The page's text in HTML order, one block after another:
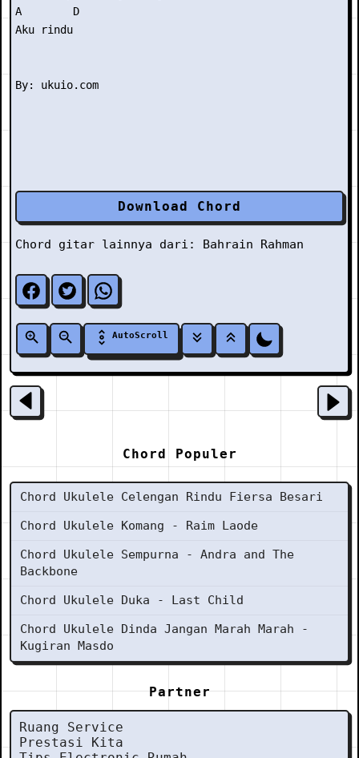
A        D
Aku rindu
Download Chord
Chord gitar lainnya dari: Bahrain Rahman
AutoScroll
Chord Populer
Chord Ukulele Celengan Rindu Fiersa Besari
Chord Ukulele Komang - Raim Laode
Chord Ukulele Sempurna - Andra and The
Backbone
Chord Ukulele Duka - Last Child
Chord Ukulele Dinda Jangan Marah Marah -
Kugiran Masdo
Partner
Ruang Service
Prestasi Kita